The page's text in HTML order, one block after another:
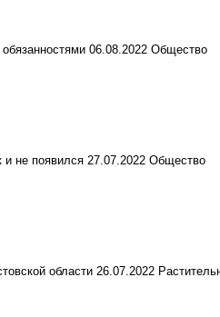
06.08.2022 Общество
и не появился 27.07.2022 Общество
области 26.07.2022